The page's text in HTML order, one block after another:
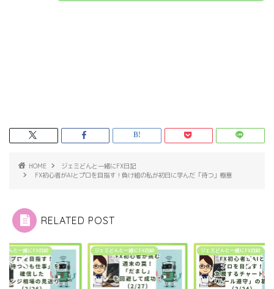
HOME
ジェミどんと一緒にFX日記
FX初心者がAIとプロを目指す！負け組の私が初日に学んだ「待つ」極意
RELATED POST
どんと一緒にFX日記 ジェミどんと一緒にFX日記 ジェミどんと一緒にFX日記